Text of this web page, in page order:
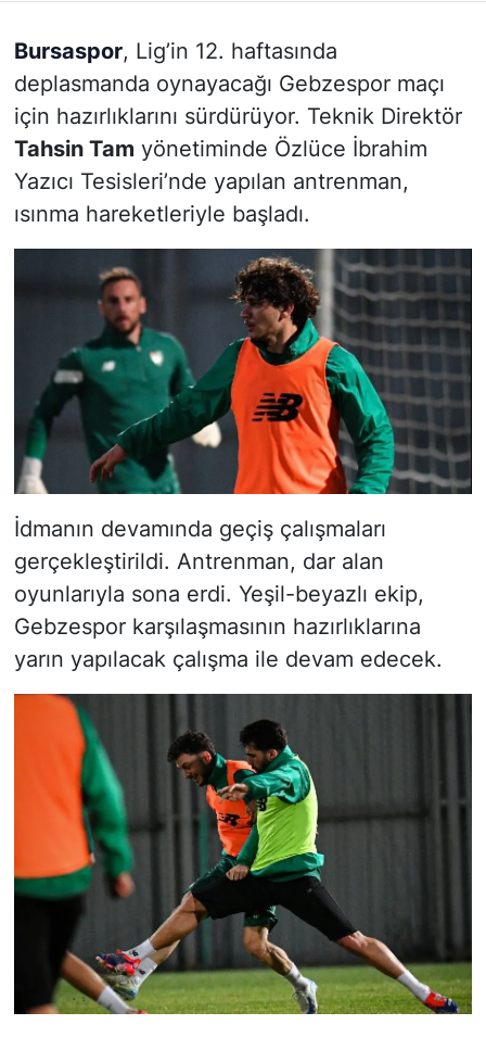
Bursaspor, Lig’in 12. haftasında
deplasmanda oynayacağı Gebzespor maçı
için hazırlıklarını sürdürüyor. Teknik Direktör
Tahsin Tam yönetiminde Özlüce İbrahim
Yazıcı Tesisleri’nde yapılan antrenman,
ısınma hareketleriyle başladı.
İdmanın devamında geçiş çalışmaları
gerçekleştirildi. Antrenman, dar alan
oyunlarıyla sona erdi. Yeşil-beyazlı ekip,
Gebzespor karşılaşmasının hazırlıklarına
yarın yapılacak çalışma ile devam edecek.